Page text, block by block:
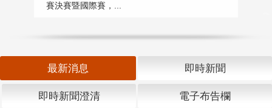
賽決賽暨國際賽，...
最新消息 即時新聞
即時新聞澄清 電子布告欄